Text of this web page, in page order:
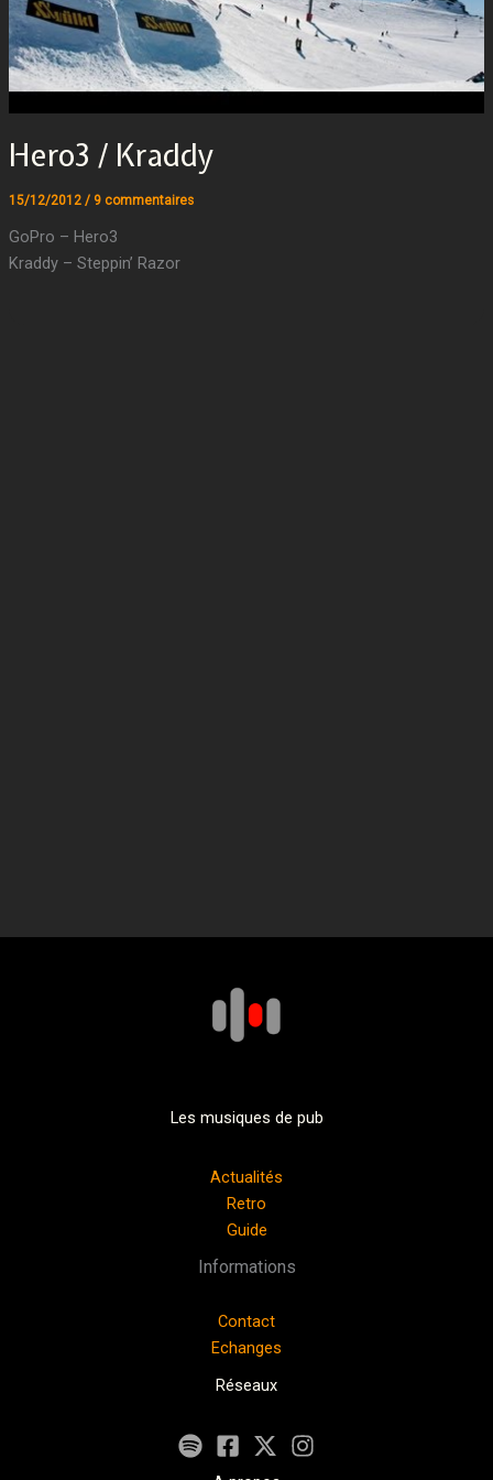
Hero3 / Kraddy
15/12/2012 / 9 commentaires
GoPro – Hero3
Kraddy – Steppin’ Razor
Les musiques de pub
Actualités
Retro
Guide
Informations
Contact
Echanges
Réseaux